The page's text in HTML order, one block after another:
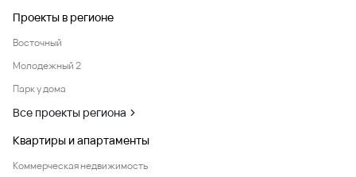
Проекты в регионе
Восточный
Молодежный 2
Парк у дома
Все проекты региона
Квартиры и апартаменты
Коммерческая недвижимость